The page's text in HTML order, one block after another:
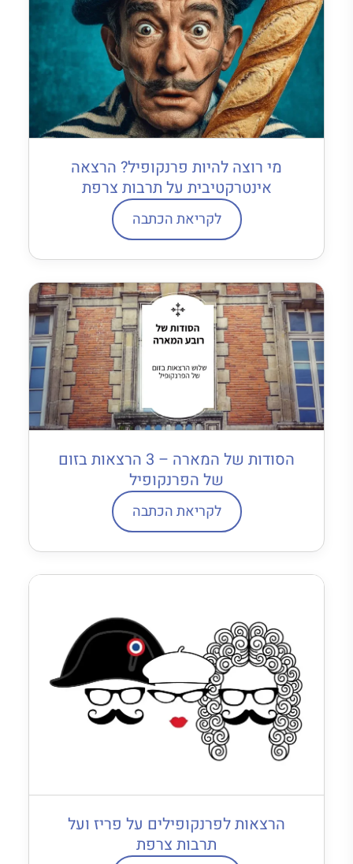
מי רוצה להיות פרנקופיל? הרצאה
אינטרקטיבית על תרבות צרפת
לקריאת הכתבה
הסודות של המארה – 3 הרצאות בזום
של הפרנקופיל
לקריאת הכתבה
הרצאות לפרנקופילים על פריז ועל
תרבות צרפת